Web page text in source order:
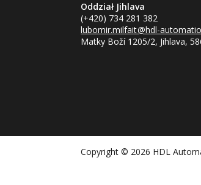
Oddział Jihlava
(+420) 734 281 382
lubomir.milfait@hdl-
Matky Boží 1205/2, Jihlava,
Copyright © 2026 HDL